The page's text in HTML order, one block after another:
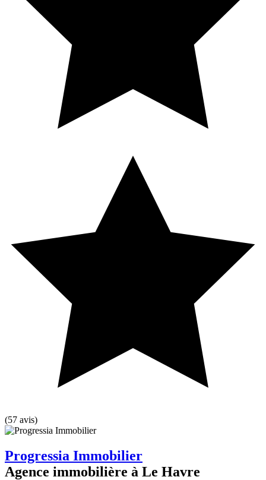
(57 avis)
Progressia Immobilier
Agence immobilière à Le Havre